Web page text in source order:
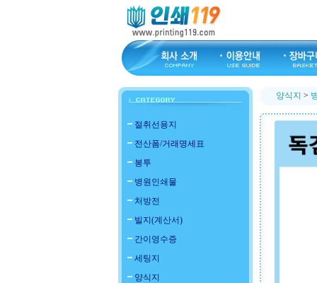
절취선용지
전산폼/거래명세표
봉투
병원인쇄물
처방전
빌지(계산서)
간이영수증
세팅지
양식지
양식지 >